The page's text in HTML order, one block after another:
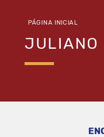
PÁGINA INICIAL
JULIANO